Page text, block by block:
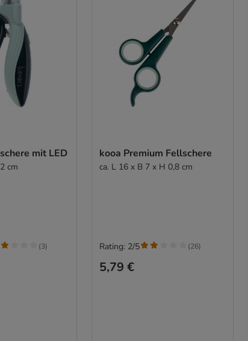
mit LED
cm
(3)
kooa Premium Fellschere
ca. L 16 x B 7 x H 0,8 cm
5,79 €
Rating: 2/5 (26)